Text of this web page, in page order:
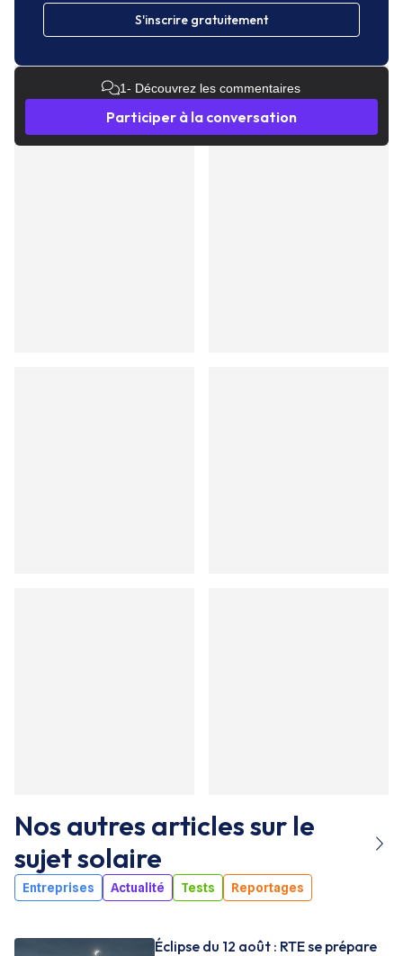
S'inscrire gratuitement
1- Découvrez les commentaires
Participer à la conversation
Nos autres articles sur le
sujetsolaire
Entreprises Actualité Tests Reportages
Éclipse du 12 août : RTE se prépare